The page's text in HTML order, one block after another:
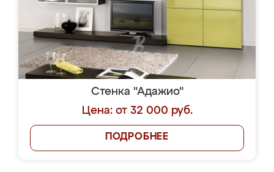
Стенка "Адажио"
Цена: от 32 000 руб.
ПОДРОБНЕЕ